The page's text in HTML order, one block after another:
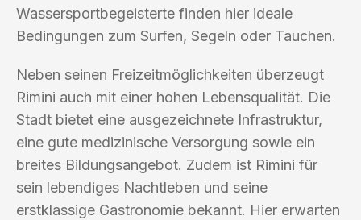
Wassersportbegeisterte finden hier ideale
Bedingungen zum Surfen, Segeln oder Tauchen.
Neben seinen Freizeitmöglichkeiten überzeugt
Rimini auch mit einer hohen Lebensqualität. Die
Stadt bietet eine ausgezeichnete Infrastruktur,
eine gute medizinische Versorgung sowie ein
breites Bildungsangebot. Zudem ist Rimini für
sein lebendiges Nachtleben und seine
erstklassige Gastronomie bekannt. Hier erwarten